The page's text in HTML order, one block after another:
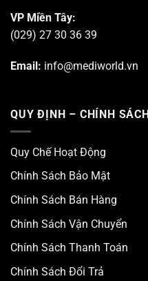
VP Miền Tây:
(029) 27 30 36 39
Email: info@mediworld.vn
QUY ĐỊNH – CHÍNH SÁCH
Quy Chế Hoạt Động
Chính Sách Bảo Mật
Chính Sách Bán Hàng
Chính Sách Vận Chuyển
Chính Sách Thanh Toán
Chính Sách Đổi Trả